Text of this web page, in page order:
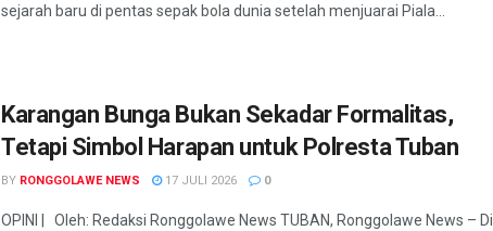
sejarah baru di pentas sepak bola dunia setelah menjuarai Piala...
Karangan Bunga Bukan Sekadar Formalitas,
Tetapi Simbol Harapan untuk Polresta Tuban
BY RONGGOLAWE NEWS 17 JULI 2026 0
OPINI | Oleh: Redaksi Ronggolawe News TUBAN, Ronggolawe News – Di